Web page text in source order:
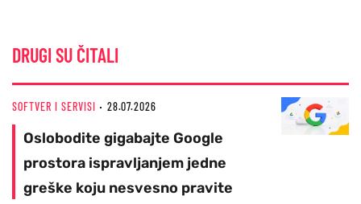
DRUGI SU ČITALI
SOFTVER I SERVISI 28.07.2026
Oslobodite gigabajte Google
prostora ispravljanjem jedne
greške koju nesvesno pravite